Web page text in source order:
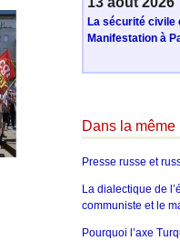
La sécurité civile
Manifestation à
Dans la même
Presse russe et
La dialectique de
communiste et le
Pourquoi l’axe